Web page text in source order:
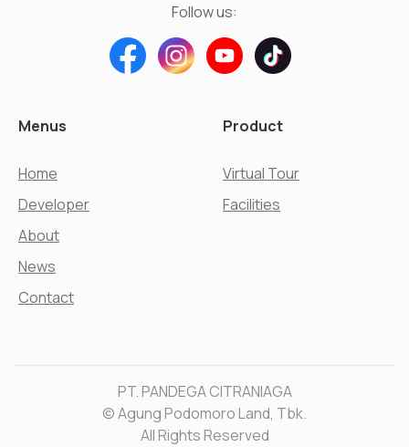
Follow us:
Menus
Home
Developer
About
News
Contact
Product
Virtual Tour
Facilities
PT. PANDEGA CITRANIAGA
© Agung Podomoro Land, Tbk.
All Rights Reserved